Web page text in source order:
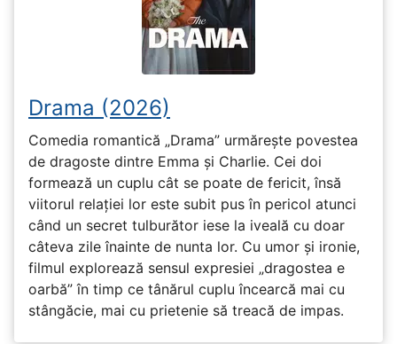
Drama (2026)
Comedia romantică „Drama” urmărește povestea
de dragoste dintre Emma și Charlie. Cei doi
formează un cuplu cât se poate de fericit, însă
viitorul relației lor este subit pus în pericol atunci
când un secret tulburător iese la iveală cu doar
câteva zile înainte de nunta lor. Cu umor și ironie,
filmul explorează sensul expresiei „dragostea e
oarbă” în timp ce tânărul cuplu încearcă mai cu
stângăcie, mai cu prietenie să treacă de impas.